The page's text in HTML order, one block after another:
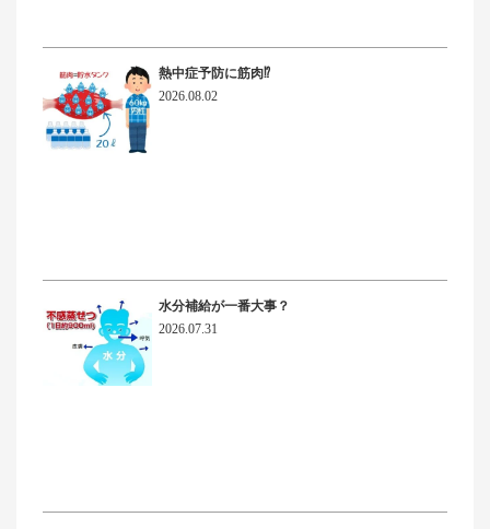
熱中症予防に筋肉⁉
2026.08.02
水分補給が一番大事？
2026.07.31